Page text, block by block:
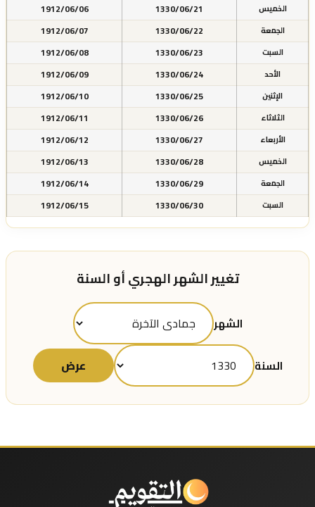
الخميس 1330/06/21
1912/06/06
الجمعة 1330/06/22
1912/06/07
السبت 1330/06/23
1912/06/08
الأحد 1330/06/24
1912/06/09
الإثنين 1330/06/25
1912/06/10
الثلاثاء 1330/06/26
1912/06/11
الأربعاء 1330/06/27
1912/06/12
الخميس 1330/06/28
1912/06/13
الجمعة 1330/06/29
1912/06/14
السبت 1330/06/30
1912/06/15
تغيير الشهر الهجري أو السنة
الشهر
السنة عرض